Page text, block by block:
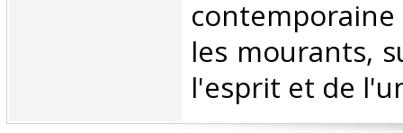
les mourants,
l'esprit et de